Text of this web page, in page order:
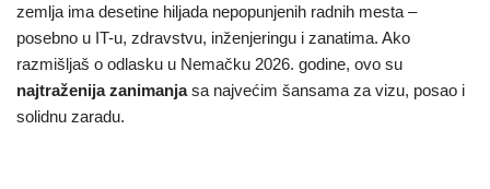
zemlja ima desetine hiljada nepopunjenih radnih mesta –
posebno u IT-u, zdravstvu, inženjeringu i zanatima. Ako
razmišljaš o odlasku u Nemačku 2026. godine, ovo su
najtraženija zanimanjasa najvećim šansama za vizu, posao i
solidnu zaradu.